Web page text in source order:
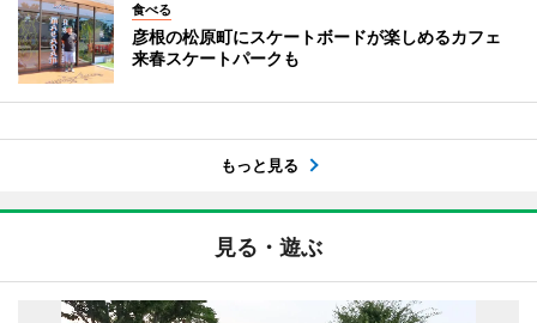
食べる
彦根の松原町にスケートボードが楽しめるカフェ
来春スケートパークも
もっと見る
見る・遊ぶ